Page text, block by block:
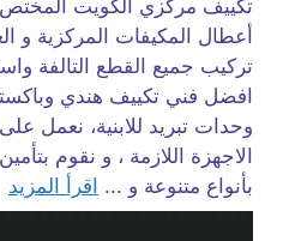
تكييف مركزي الكويت المختص
أعطال المكيفات المركزية و
تركيب جميع القطع التالفة
افضل فني تكييف هندي
وحدات تبريد للابنية، نعمل
الاجهزة اللازمة ، و نقوم
بأنواع متنوعة و ... اقرأ المزيد